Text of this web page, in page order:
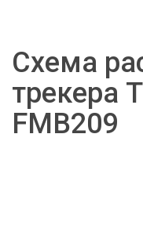
Схема
трекера
FMB209